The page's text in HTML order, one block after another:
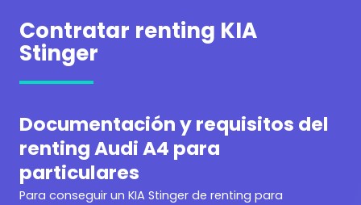
Contratar renting KIA
Stinger
Documentación y requisitos del
renting Audi A4 para
particulares
Para conseguir un KIA Stinger de renting para